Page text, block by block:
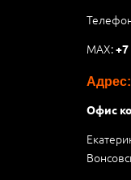
MAX:
Адрес:
Офис